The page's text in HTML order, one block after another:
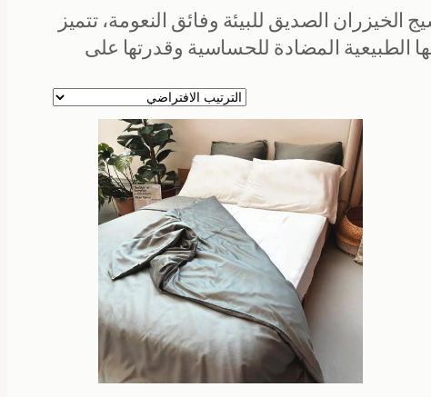
الصديق للبيئة وفائق النعومة، تتميز
المضادة للحساسية وقدرتها على